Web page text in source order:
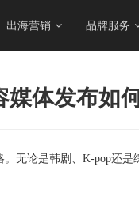
出海营销 品牌服务
媒体发布如
无论是韩剧、K-pop还